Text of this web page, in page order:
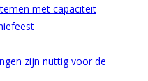
met capaciteit
zijn nuttig voor de